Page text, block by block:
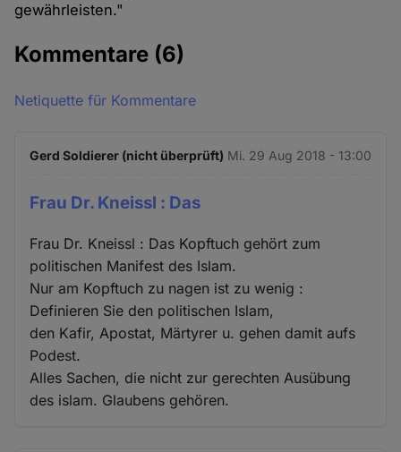
gewährleisten."
Kommentare (6)
Netiquette für Kommentare
Gerd Soldierer (nicht überprüft) Mi. 29 Aug 2018 - 13:00
Frau Dr. Kneissl : Das
Frau Dr. Kneissl : Das Kopftuch gehört zum
politischen Manifest des Islam.
Nur am Kopftuch zu nagen ist zu wenig :
Definieren Sie den politischen Islam,
den Kafir, Apostat, Märtyrer u. gehen damit aufs
Podest.
Alles Sachen, die nicht zur gerechten Ausübung
des islam. Glaubens gehören.